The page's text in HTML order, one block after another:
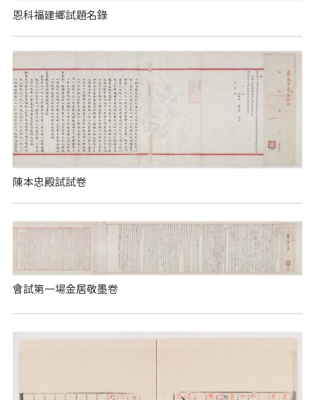
恩科福建鄉試題名錄
陳本忠殿試試卷
會試第一場金居敬墨卷